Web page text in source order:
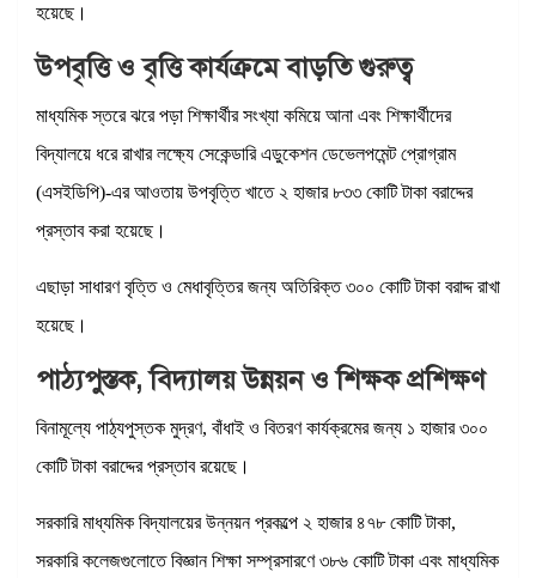
হয়েছে।
উপবৃত্তি ও বৃত্তি কার্যক্রমে বাড়তি গুরুত্ব
মাধ্যমিক স্তরে ঝরে পড়া শিক্ষার্থীর সংখ্যা কমিয়ে আনা এবং শিক্ষার্থীদের
বিদ্যালয়ে ধরে রাখার লক্ষ্যে সেকেন্ডারি এডুকেশন ডেভেলপমেন্ট প্রোগ্রাম
(এসইডিপি)-এর আওতায় উপবৃত্তি খাতে ২ হাজার ৮৩৩ কোটি টাকা বরাদ্দের
প্রস্তাব করা হয়েছে।
এছাড়া সাধারণ বৃত্তি ও মেধাবৃত্তির জন্য অতিরিক্ত ৩০০ কোটি টাকা বরাদ্দ রাখা
হয়েছে।
পাঠ্যপুস্তক, বিদ্যালয় উন্নয়ন ও শিক্ষক প্রশিক্ষণ
বিনামূল্যে পাঠ্যপুস্তক মুদ্রণ, বাঁধাই ও বিতরণ কার্যক্রমের জন্য ১ হাজার ৩০০
কোটি টাকা বরাদ্দের প্রস্তাব রয়েছে।
সরকারি মাধ্যমিক বিদ্যালয়ের উন্নয়ন প্রকল্পে ২ হাজার ৪৭৮ কোটি টাকা,
সরকারি কলেজগুলোতে বিজ্ঞান শিক্ষা সম্প্রসারণে ৩৮৬ কোটি টাকা এবং মাধ্যমিক